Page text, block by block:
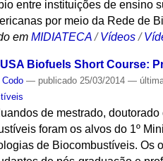
entre instituições de ensino
por meio da Rede de
em MIDIATECA /Vídeos /
Biofuels Short Course:
— publicado 25/03/2014—
de mestrado,
foram os alvos do 1º
de Biocombustíveis. Os